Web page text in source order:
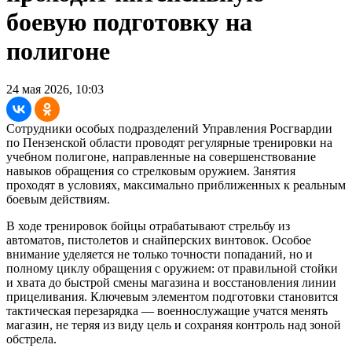
боевую подготовку на
полигоне
24 мая 2026, 10:03
Сотрудники особых подразделений Управления Росгвардии
по Пензенской области проводят регулярные тренировки на
учебном полигоне, направленные на совершенствование
навыков обращения со стрелковым оружием. Занятия
проходят в условиях, максимально приближенных к реальным
боевым действиям.
В ходе тренировок бойцы отрабатывают стрельбу из
автоматов, пистолетов и снайперских винтовок. Особое
внимание уделяется не только точности попаданий, но и
полному циклу обращения с оружием: от правильной стойки
и хвата до быстрой смены магазина и восстановления линии
прицеливания. Ключевым элементом подготовки становится
тактическая перезарядка — военнослужащие учатся менять
магазин, не теряя из виду цель и сохраняя контроль над зоной
обстрела.